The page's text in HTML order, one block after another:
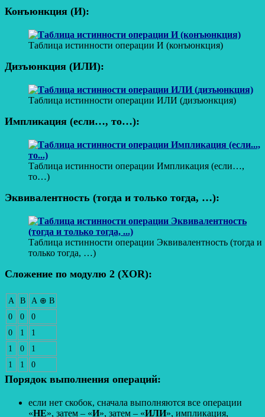
Конъюнкция (И):
Таблица истинности операции И (конъюнкция)
Дизъюнкция (ИЛИ):
Таблица истинности операции ИЛИ (дизъюнкция)
Импликация (если…, то…):
Таблица истинности операции Импликация (если…,
то…)
Эквивалентность (тогда и только тогда, …):
Таблица истинности операции Эквивалентность (тогда и
только тогда, …)
Сложение по модулю 2 (XOR):
A B
A ⊕ B
0
0
0
0
1
1
1
0
1
1
1 0
Порядок выполнения операций:
если нет скобок, сначала выполняются все операции
«НЕ», затем – «И », затем – «ИЛИ», импликация,